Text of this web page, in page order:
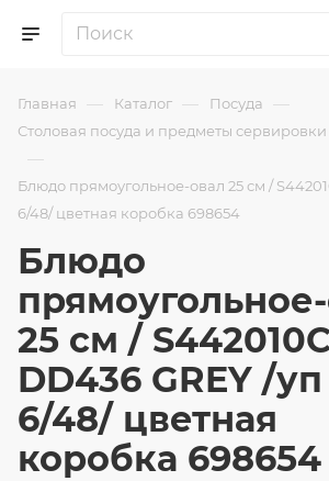
Главная — Каталог — Посуда —
Столовая посуда и предметы сервировки
—
Блюдо прямоугольное-овал 25 см /
6/48/ цветная коробка 698654
Блюдо
25 см /
DD436 GREY /уп
6/48/ цветная
коробка 698654